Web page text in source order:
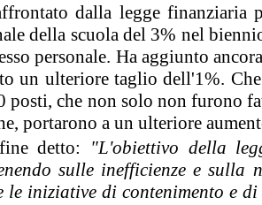
dalla legge finanziaria
della scuola del 3% nel
personale. Ha aggiunto
un ulteriore taglio dell'1%.
posti, che non solo non furono
portarono a un ulteriore
detto: "L'obiettivo della
sulle inefficienze e sulla
le iniziative di contenimento e